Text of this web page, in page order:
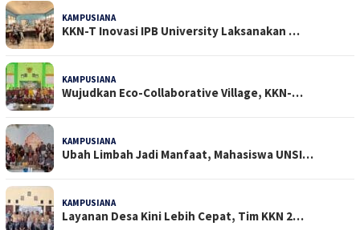
KAMPUSIANA
KKN-T Inovasi IPB University Laksanakan …
KAMPUSIANA
Wujudkan Eco-Collaborative Village, KKN-…
KAMPUSIANA
Ubah Limbah Jadi Manfaat, Mahasiswa UNSI…
KAMPUSIANA
Layanan Desa Kini Lebih Cepat, Tim KKN 2…